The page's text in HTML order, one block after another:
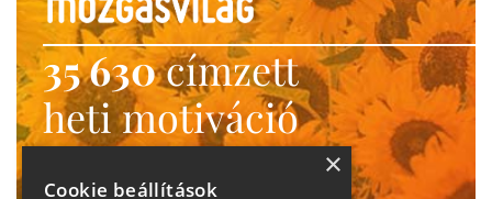
35 630címzett
heti motiváció
Ne maradj le!
×
Cookie beállítások